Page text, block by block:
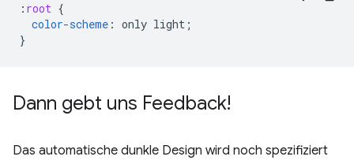
: root {
color-scheme : only light ;
}
Dann gebt uns Feedback!
Das automatische dunkle Design wird noch spezifiziert